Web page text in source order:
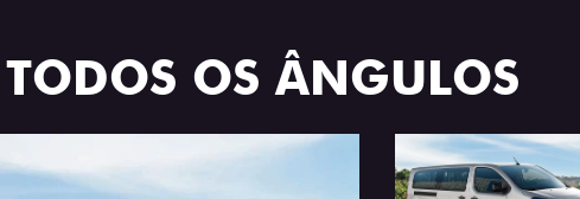
OS ÂNGULOS